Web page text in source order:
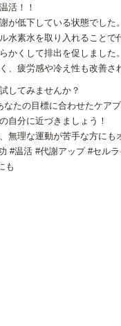
活！！
が低下している状態でした。
水素水を取り入れること
かくして排出を促しました。
、疲労感や冷え性も改善さ
してみませんか？
たの目標に合わせたケアプ
自分に近づきましょう！
無理な運動が苦手な方にも
#温活 #代謝アップ #セル
も